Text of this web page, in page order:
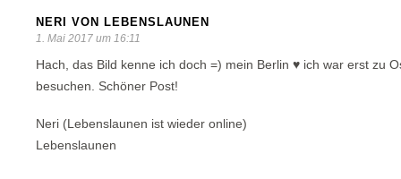
NERI VON LEBENSLAUNEN
1. Mai 2017 um 16:11
Hach, das Bild kenne ich doch =) mein Berlin ♥ ich war erst zu
besuchen. Schöner Post!
Neri (Lebenslaunen ist wieder online)
Lebenslaunen